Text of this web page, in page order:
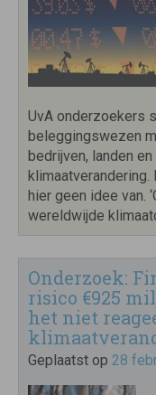
UvA onderzoekers
beleggingswezen
bedrijven, landen
hier geen idee van.
wereldwijde
Onderzoek:
risico €925
het niet
Geplaatst op 28